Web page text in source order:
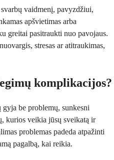
vaidmenį, pavyzdžiui,
apšvietimas arba
greitai pasitraukti nuo pavojaus.
stresas ar atitraukimas,
komplikacijos?
be problemų, sunkesni
kurios veikia jūsų sveikatą ir
problemas padeda atpažinti
pagalbą, kai reikia.